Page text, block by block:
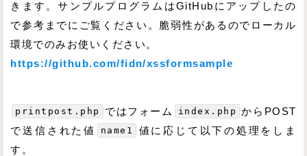
きます。サンプルプログラムはGitHubにアップしたの
で参考までにご覧ください。脆弱性があるのでローカル
環境でのみお使いください。
https://github.com/fidn/xssformsample
printpost.php ではフォーム index.php
からPOST
で送信された値
name1
値に応じて以下の処理をしま
す。